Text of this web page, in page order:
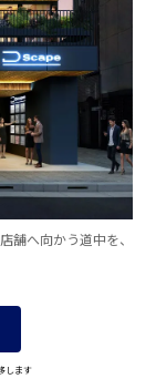
舗へ向かう道中を、
します